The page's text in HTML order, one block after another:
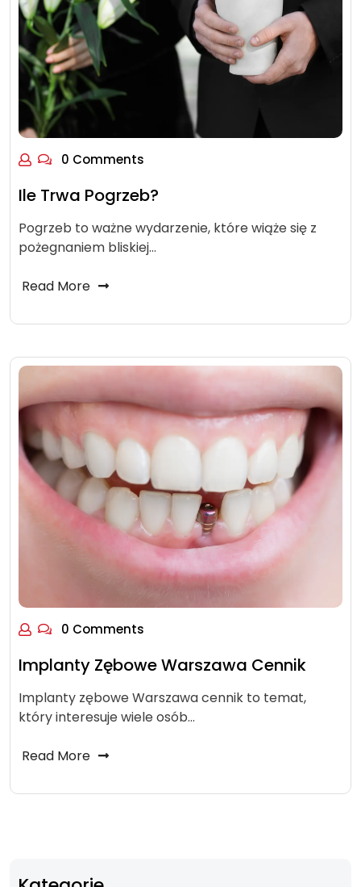
0 Comments
Ile Trwa Pogrzeb?
Pogrzeb to ważne wydarzenie, które wiąże się z
pożegnaniem bliskiej…
Read More
0 Comments
Implanty Zębowe Warszawa Cennik
Implanty zębowe Warszawa cennik to temat,
który interesuje wiele osób…
Read More